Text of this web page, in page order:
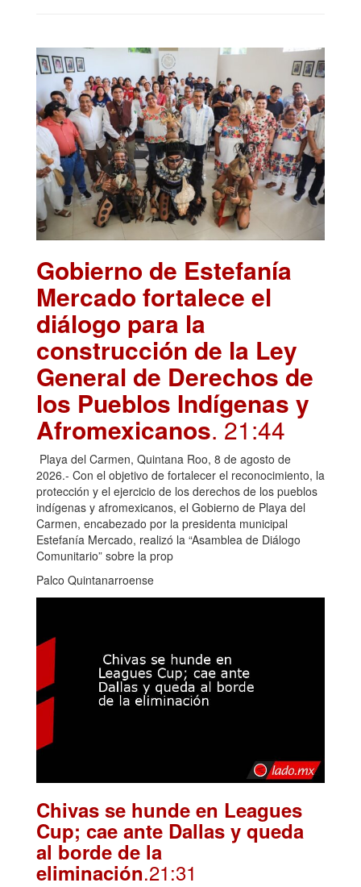
Gobierno de Estefanía
Mercado fortalece el
diálogo para la
construcción de la Ley
General de Derechos de
los Pueblos Indígenas y
Afromexicanos. 21:44
Playa del Carmen, Quintana Roo, 8 de agosto de
2026.- Con el objetivo de fortalecer el reconocimiento, la
protección y el ejercicio de los derechos de los pueblos
indígenas y afromexicanos, el Gobierno de Playa del
Carmen, encabezado por la presidenta municipal
Estefanía Mercado, realizó la “Asamblea de Diálogo
Comunitario” sobre la prop
Palco Quintanarroense
Chivas se hunde en Leagues
Cup; cae ante Dallas y queda
al borde de la
eliminación.21:31